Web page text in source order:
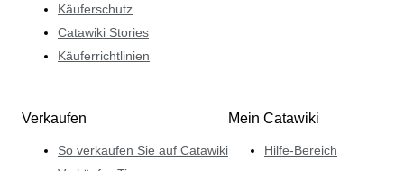
Käuferschutz
Catawiki Stories
Käuferrichtlinien
Verkaufen
So verkaufen Sie auf Catawiki
Mein Catawiki
Hilfe-Bereich